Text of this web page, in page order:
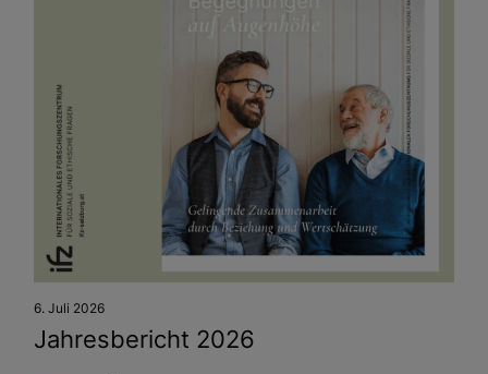
Jahresbericht 2026
6. Juli 2026